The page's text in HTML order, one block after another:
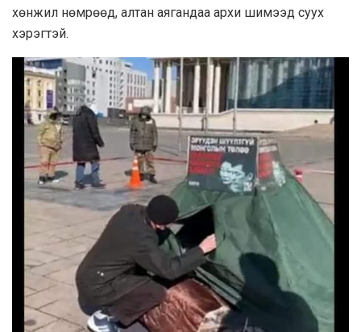
хөнжил нөмрөөд, алтан аягандаа архи шимээд суух
хэрэгтэй.